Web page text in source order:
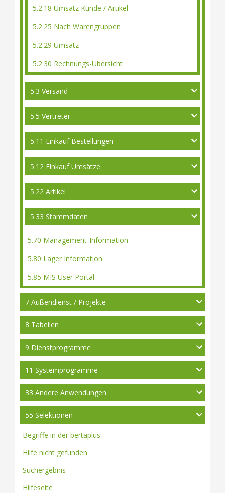
5.2.18 Umsatz Kunde / Artikel
5.2.25 Nach Warengruppen
5.2.29 Umsatz
5.2.30 Rechnungs-Übersicht
5.3 Versand
5.5 Vertreter
5.11 Einkauf Bestellungen
5.12 Einkauf Umsätze
5.22 Artikel
5.33 Stammdaten
5.70 Management-Information
5.80 Lager Information
5.85 MIS User Portal
7 Außendienst / Projekte
8 Tabellen
9 Dienstprogramme
11 Systemprogramme
33 Andere Anwendungen
55 Selektionen
Begriffe in der bertaplus
Hilfe nicht gefunden
Suchergebnis
Hilfeseite